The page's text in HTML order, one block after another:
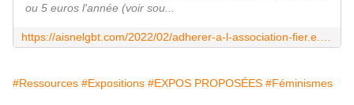
ou 5 euros l'année (voir sou...
#Ressources #Expositions #EXPOS PROPOSÉES #Féminismes